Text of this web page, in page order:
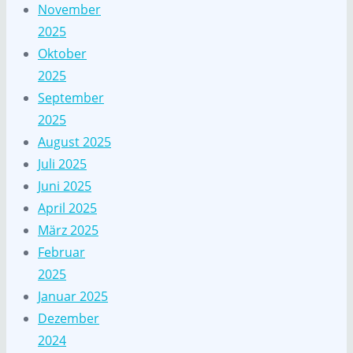
November
2025
Oktober
2025
September
2025
August 2025
Juli 2025
Juni 2025
April 2025
März 2025
Februar
2025
Januar 2025
Dezember
2024